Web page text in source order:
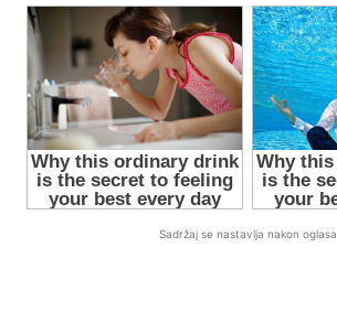
Sadržaj se nastavlja nakon oglasa